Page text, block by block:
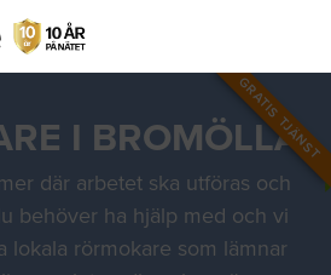
GRATIS TJÄNST
I BROMÖLLA
där arbetet ska utföras och
behöver ha hjälp med och vi
lokala rörmokare som lämnar